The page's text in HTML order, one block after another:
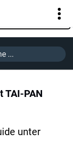
TAI-PAN
unter